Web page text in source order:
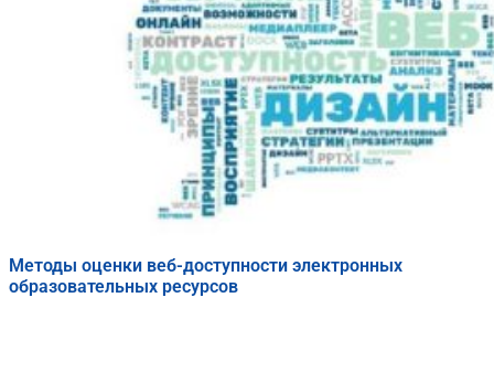
Методы оценки веб-доступности электронных
образовательных ресурсов